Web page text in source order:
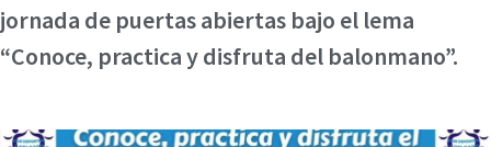
jornada de puertas abiertas bajo el lema
“Conoce, practica y disfruta del balonmano”.